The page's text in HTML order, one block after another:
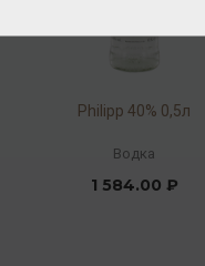
Philipp 40% 0,5л
Водка
1 584.00 ₽